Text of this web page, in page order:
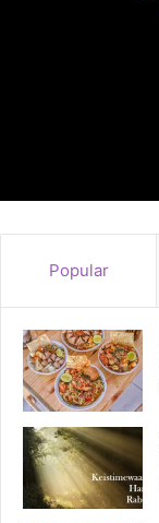
Popular